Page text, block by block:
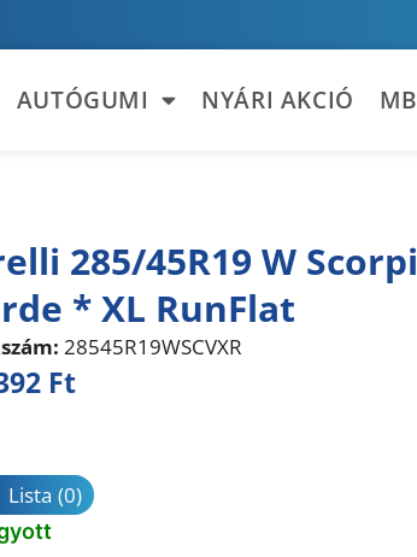
AUTÓGUMI NYÁRI AKCIÓ
285/45R19 W
* XL RunFlat
28545R19WSCVXR
Ft
Lista (0)